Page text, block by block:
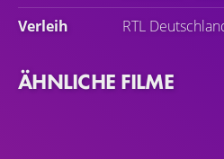
Verleih
RTL
ÄHNLICHE FILME